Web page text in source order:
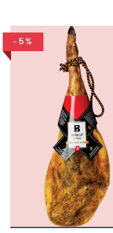
-5%